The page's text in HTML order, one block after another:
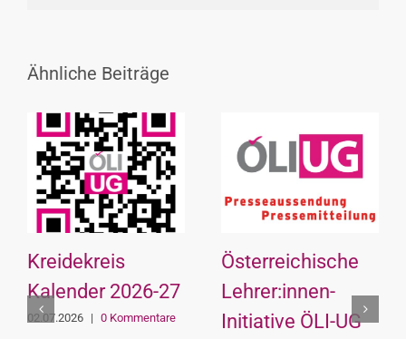
Ähnliche Beiträge
Kreidekreis
Kalender 2026-27
02.07.2026 | 0 Kommentare
Österreichische
Lehrer:innen-
Initiative ÖLI-UG